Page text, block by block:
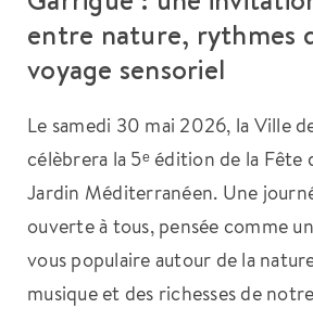
entre nature, rythmes
voyage sensoriel
Le samedi 30 mai 2026, la Ville
célèbrera la 5ᵉ édition de la Fête
Jardin Méditerranéen. Une
ouverte à tous, pensée comme
vous populaire autour de la
musique et des richesses de